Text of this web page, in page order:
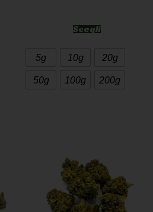
Scegli
5g 10g 20g
50g 100g 200g